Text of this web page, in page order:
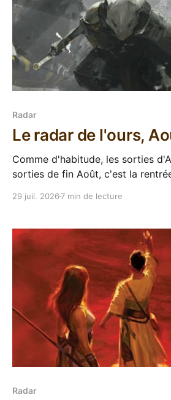
Radar
Le radar de l'ours,
Comme d'habitude, les sorties
sorties de fin Août, c'est la
29 juil. 2026 7 min de lecture
Radar